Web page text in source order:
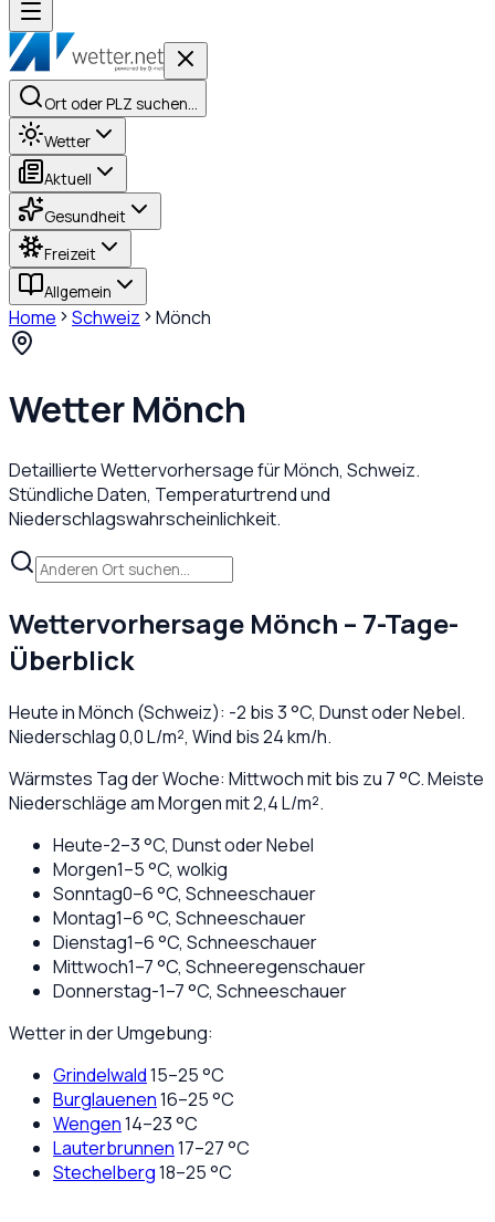
Ort oder PLZ suchen…
Wetter
Aktuell
Gesundheit
Freizeit
Allgemein
Home Schweiz Mönch
WetterMönch
Detaillierte Wettervorhersage fürMönch, Schweiz.
Stündliche Daten, Temperaturtrend und
Niederschlagswahrscheinlichkeit.
Wettervorhersage Mönch – 7-Tage-
Überblick
Heute inMönch (Schweiz): -2 bis3°C, Dunst oder Nebel.
Niederschlag0,0L/m², Wind bis24km/h.
Wärmstes Tag der Woche: Mittwoch mit bis zu 7 °C. Meiste
Niederschläge am Morgen mit 2,4 L/m².
Heute-2–3°C, Dunst oder Nebel
Morgen1–5°C, wolkig
Sonntag0–6°C, Schneeschauer
Montag1–6°C, Schneeschauer
Dienstag1–6°C, Schneeschauer
Mittwoch1–7°C, Schneeregenschauer
Donnerstag-1–7°C, Schneeschauer
Wetter in der Umgebung:
Grindelwald15–25°C
Burglauenen16–25°C
Wengen14–23°C
Lauterbrunnen17–27°C
Stechelberg18–25°C